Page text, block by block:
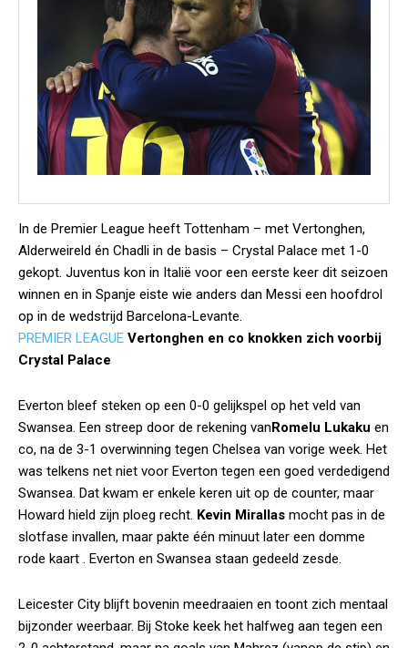
In de Premier League heeft Tottenham – met Vertonghen,
Alderweireld én Chadli in de basis – Crystal Palace met 1-0
gekopt. Juventus kon in Italië voor een eerste keer dit seizoen
winnen en in Spanje eiste wie anders dan Messi een hoofdrol
op in de wedstrijd Barcelona-Levante.
PREMIER LEAGUE Vertonghen en co knokken zich voorbij
Crystal Palace
Everton bleef steken op een 0-0 gelijkspel op het veld van
Swansea. Een streep door de rekening vanRomelu Lukaku en
co, na de 3-1 overwinning tegen Chelsea van vorige week. Het
was telkens net niet voor Everton tegen een goed verdedigend
Swansea. Dat kwam er enkele keren uit op de counter, maar
Howard hield zijn ploeg recht. Kevin Mirallas mocht pas in de
slotfase invallen, maar pakte één minuut later een domme
rode kaart . Everton en Swansea staan gedeeld zesde.
Leicester City blijft bovenin meedraaien en toont zich mentaal
bijzonder weerbaar. Bij Stoke keek het halfweg aan tegen een